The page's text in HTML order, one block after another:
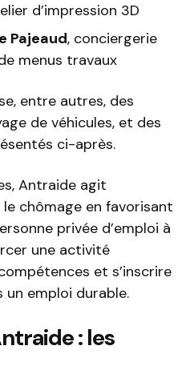
d’impression 3D
Pajeaud, conciergerie
menus travaux
entre autres, des
de véhicules, et des
ci-après.
Antraide agit
chômage en favorisant
privée d’emploi à
une activité
et s’inscrire
un emploi durable.
: les